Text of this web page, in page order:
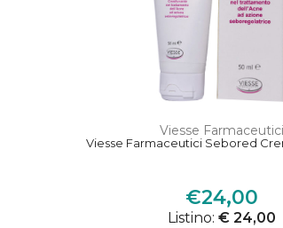
Viesse Farmaceutici
Viesse Farmaceutici Sebored
€24,00
Listino:€ 24,00